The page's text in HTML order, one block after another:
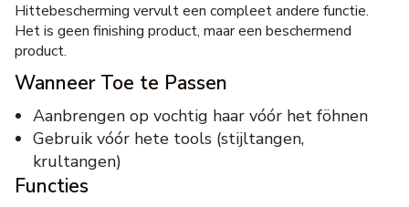
Hittebescherming vervult een compleet andere functie.
Het is geen finishing product, maar een beschermend
product.
Wanneer Toe te Passen
Aanbrengen op vochtig haar vóór het föhnen
Gebruik vóór hete tools (stijltangen,
krultangen)
Functies